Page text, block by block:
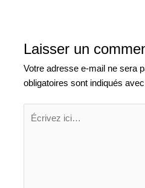
Laisser un
Votre adresse e-mail ne sera
obligatoires sont indiqués